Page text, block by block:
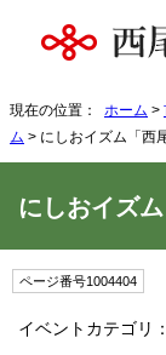
現在の位置： ホーム >
ム > にしおイズム「西
にしおイズ
ページ番号1004404
イベントカテゴリ：